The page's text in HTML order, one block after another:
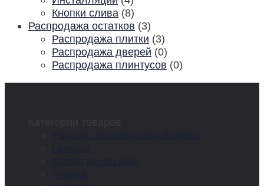
Кнопки слива (8)
Распродажа остатков (3)
Распродажа плитки (3)
Распродажа дверей (0)
Распродажа плинтусов (0)